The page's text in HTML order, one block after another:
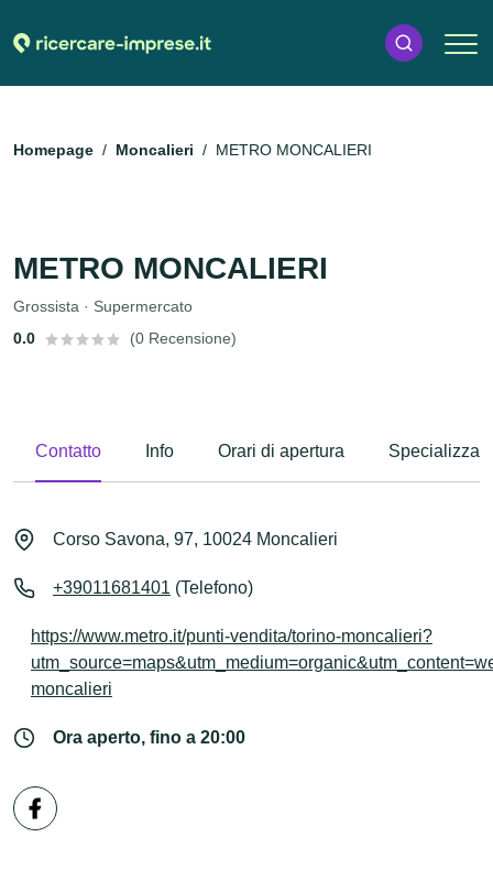
Homepage Moncalieri METRO MONCALIERI
METRO MONCALIERI
Grossista · Supermercato
0.0
(0 Recensione)
Contatto Info Orari di apertura
Corso Savona, 97, 10024 Moncalieri
+39011681401 (Telefono)
https://www.metro.it/punti-vendita/torino-moncalieri?
moncalieri
Ora aperto, fino a 20:00